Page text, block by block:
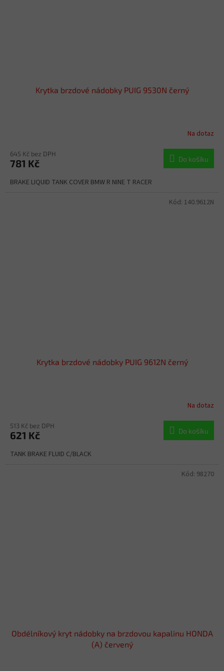
Krytka brzdové nádobky PUIG 9530N černý
Na dotaz
645 Kč bez DPH
781 Kč Do košíku
BRAKE LIQUID TANK COVER BMW R NINE T RACER
Krytka brzdové nádobky PUIG 9612N černý
Na dotaz
513 Kč bez DPH
621 Kč Do košíku
TANK BRAKE FLUID C/BLACK
Kód: 140.9612N
Obdélníkový kryt nádobky na brzdovou kapalinu HONDA
(A) červený
Kód: 98270